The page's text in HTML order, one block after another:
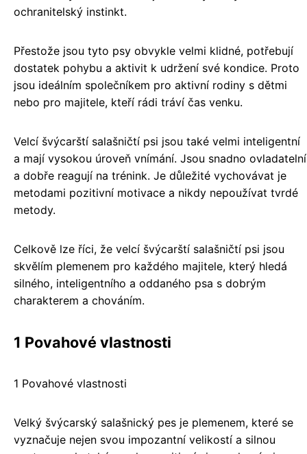
ochranitelský instinkt.
Přestože jsou tyto psy obvykle velmi klidné, potřebují
dostatek pohybu a aktivit k udržení své kondice. Proto
jsou ideálním společníkem pro aktivní rodiny s dětmi
nebo pro majitele, kteří rádi tráví čas venku.
Velcí švýcarští salašničtí psi jsou také velmi inteligentní
a mají vysokou úroveň vnímání. Jsou snadno ovladatelní
a dobře reagují na trénink. Je důležité vychovávat je
metodami pozitivní motivace a nikdy nepoužívat tvrdé
metody.
Celkově lze říci, že velcí švýcarští salašničtí psi jsou
skvělím plemenem pro každého majitele, který hledá
silného, inteligentního a oddaného psa s dobrým
charakterem a chováním.
1 Povahové vlastnosti
1 Povahové vlastnosti
Velký švýcarský salašnický pes je plemenem, které se
vyznačuje nejen svou impozantní velikostí a silnou